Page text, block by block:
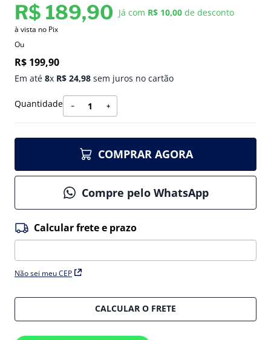
R$ 189,90 Já com R$ 10,00 de desconto
à vista no Pix
Ou
R$ 199,90
Em até 8x R$ 24,98 sem juros no cartão
Quantidade ＋
－
COMPRAR AGORA
Compre pelo WhatsApp
Não sei meu CEP
CALCULAR O FRETE